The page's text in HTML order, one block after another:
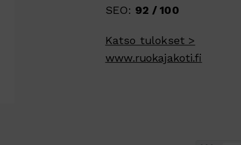
SEO: 92 / 100
Katso tulokset >
www.ruokajakoti.fi